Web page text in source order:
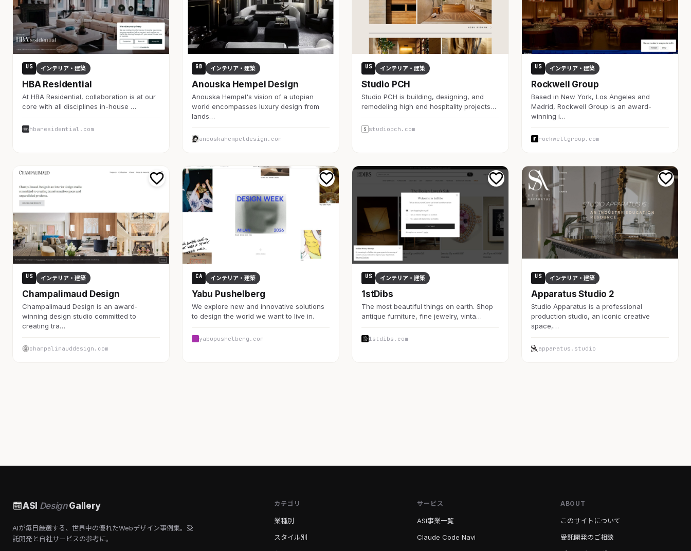
US インテリア・建築
HBA Residential
At HBA Residential, collaboration is at our
core with all disciplines in-house …
hbaresidential.com
GB インテリア・建築
Anouska Hempel Design
Anouska Hempel's vision of a utopian
world encompasses luxury design from
lands…
anouskahempeldesign.com
US インテリア・建築
Studio PCH
Studio PCH is building, designing, and
remodeling high end hospitality projects…
studiopch.com
US インテリア・建築
Rockwell Group
Based in New York, Los Angeles and
Madrid, Rockwell Group is an award-
winning i…
rockwellgroup.com
US インテリア・建築
Champalimaud Design
Champalimaud Design is an award-
winning design studio committed to
creating tra…
champalimauddesign.com
CA インテリア・建築
Yabu Pushelberg
We explore new and innovative solutions
to design the world we want to live in.
yabupushelberg.com
US インテリア・建築
1stDibs
The most beautiful things on earth. Shop
antique furniture, fine jewelry, vinta…
1stdibs.com
US インテリア・建築
Apparatus Studio 2
Studio Apparatus is a professional
production studio, an iconic creative
space,…
apparatus.studio
ASI DesignGallery
AIが毎日厳選する、世界中の優れたWebデザイン事例集。受
託開発と自社サービスの参考に。
カテゴリ
業種別
スタイル別
サービス
ASI事業一覧
Claude Code Navi
ABOUT
このサイトについて
受託開発のご相談